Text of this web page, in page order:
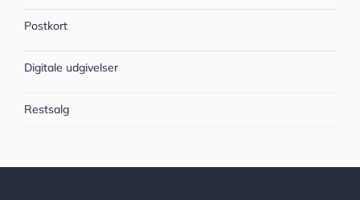
Postkort
Digitale udgivelser
Restsalg